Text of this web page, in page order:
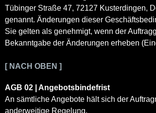
Tübinger Straße 47, 72127 Kusterdingen,
genannt. Änderungen dieser
Sie gelten als genehmigt, wenn der
Bekanntgabe der Änderungen erheben
[ NACH OBEN ]
AGB 02 | Angebotsbindefrist
An sämtliche Angebote hält sich der
anderweitige Regelung.